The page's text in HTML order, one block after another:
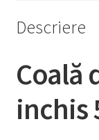
Descriere
Coală
inchis